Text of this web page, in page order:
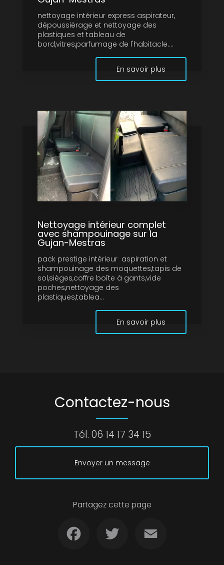
nettoyage intérieur express aspirateur,
dépoussièrage et nettoyage des
plastiques et tableau de
bord,vitres,parfumage de l'habitacle....
En savoir plus
Nettoyage intérieur complet
avec shampouinage sur la
Gujan-Mestras
pack prestige intérieur aspiration et
shampouinage des moquettes,tapis de
sol,sièges,coffre boîte à gants,vide
poches,nettoyage des
plastiques,tablea...
En savoir plus
Contactez-nous
Tél. 06 14 17 34 15
Envoyer un message
Partagez cette page